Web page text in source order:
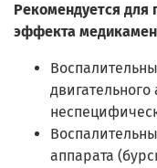
Рекомендуется для
эффекта
аппарата